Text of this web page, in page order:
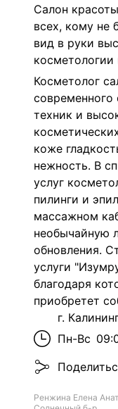
Салон
всех, кому не
вид в руки
Косметолог
современного
техник и
коже
нежность. В
услуг
пилинги и
массажном
необычайную
обновления.
услуги
благодаря
приобретет
г.
Пн-Вс
Ренжина Елена